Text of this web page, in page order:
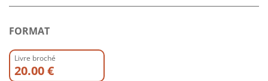
FORMAT
Livre broché
20.00 €